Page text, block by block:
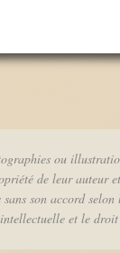
ou
de leur auteur
son accord selon
et le